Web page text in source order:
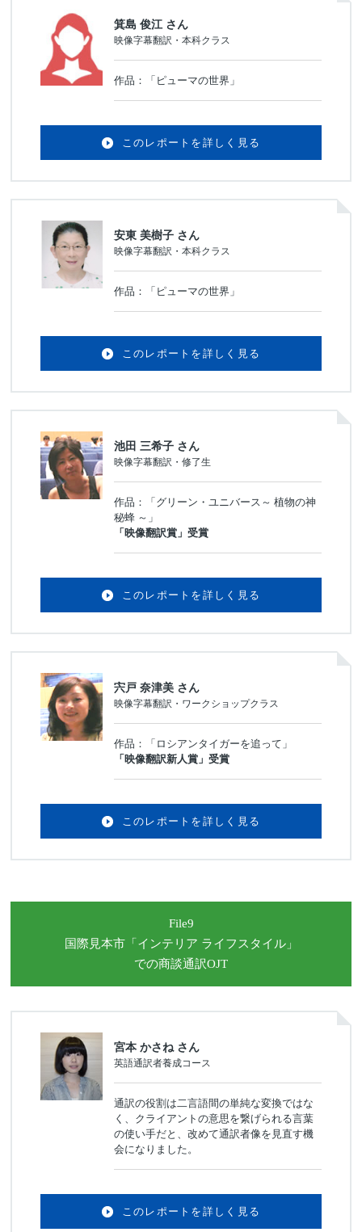
箕島 俊江 さん
映像字幕翻訳・本科クラス
作品：「ピューマの世界」
このレポートを詳しく見る
安東 美樹子 さん
映像字幕翻訳・本科クラス
作品：「ピューマの世界」
このレポートを詳しく見る
池田 三希子 さん
映像字幕翻訳・修了生
作品：「グリーン・ユニバース～ 植物の神
秘蜂 ～」
「映像翻訳賞」受賞
このレポートを詳しく見る
宍戸 奈津美 さん
映像字幕翻訳・ワークショップクラス
作品：「ロシアンタイガーを追って」
「映像翻訳新人賞」受賞
このレポートを詳しく見る
File9
国際見本市「インテリア ライフスタイル」
での商談通訳OJT
宮本 かさね さん
英語通訳者養成コース
通訳の役割は二言語間の単純な変換ではな
く、クライアントの意思を繋げられる言葉
の使い手だと、改めて通訳者像を見直す機
会になりました。
このレポートを詳しく見る